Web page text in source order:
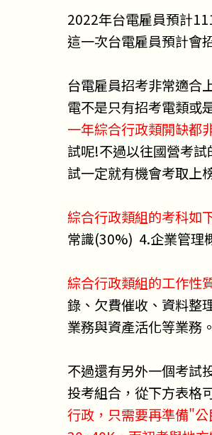
2022年台電雇員預計
這一次台電雇員預計會
台電雇員招考非常適合
電不是只有招考電類或
一年綜合行政類開缺都
試呢!不過以往國營考
試一定就有機會考取上
綜合行政類組的考科如
常識(30%) 4.企業管理
綜合行政類組的工作性
錄、欠費催收、資料整
業務與資產活化等業務。
不過還有另外一個考試
投考組合，從下方表格
行政，只需要再準備"